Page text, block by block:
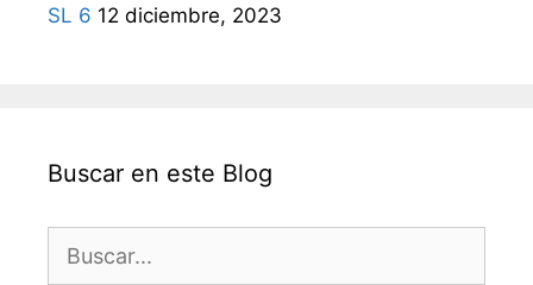
SL 6 12 diciembre, 2023
Buscar en este Blog